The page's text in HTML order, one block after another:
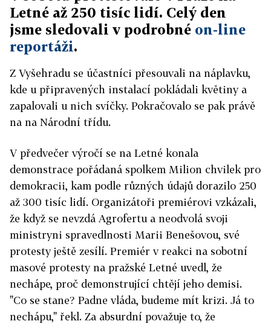
Letné až 250 tisíc lidí. Celý den
jsme sledovali v podrobné on-line
reportáži.
Z Vyšehradu se účastníci přesouvali na náplavku,
kde u připravených instalací pokládali květiny a
zapalovali u nich svíčky. Pokračovalo se pak právě
na na Národní třídu.
V předvečer výročí se na Letné konala
demonstrace pořádaná spolkem Milion chvilek pro
demokracii, kam podle různých údajů dorazilo 250
až 300 tisíc lidí. Organizátoři premiérovi vzkázali,
že když se nevzdá Agrofertu a neodvolá svoji
ministryni spravedlnosti Marii Benešovou, své
protesty ještě zesílí. Premiér v reakci na sobotní
masové protesty na pražské Letné uvedl, že
nechápe, proč demonstrující chtějí jeho demisi.
"Co se stane? Padne vláda, budeme mít krizi. Já to
nechápu," řekl. Za absurdní považuje to, že